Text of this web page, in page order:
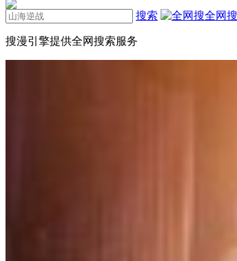
搜索 全网搜
搜漫引擎提供全网搜索服务